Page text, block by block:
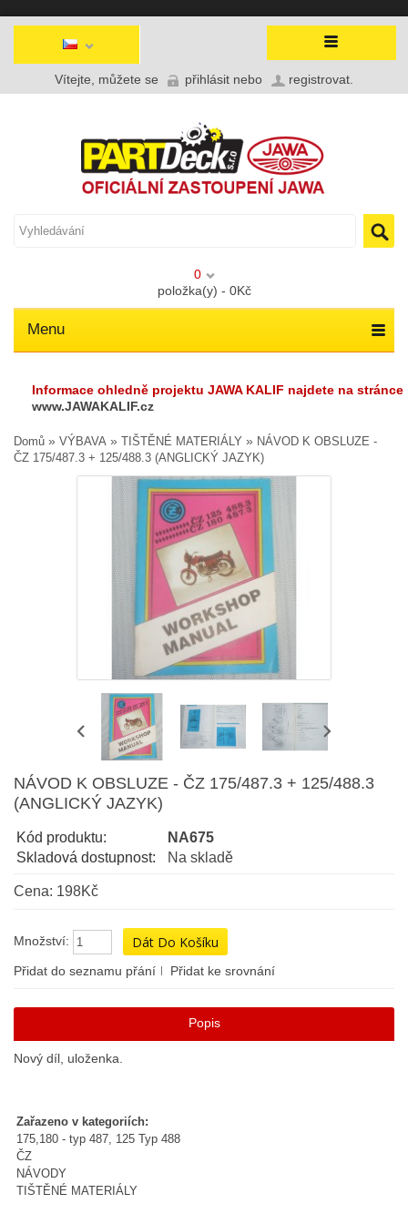
Vítejte, můžete se přihlásit nebo registrovat
0
položka(y) - 0Kč
Menu
Informace ohledně projektu JAWA KALIF najdete na stránce
www.JAWAKALIF.cz
Domů » VÝBAVA » TIŠTĚNÉ MATERIÁLY » NÁVOD K OBSLUZE -
ČZ 175/487.3 + 125/488.3 (ANGLICKÝ JAZYK)
NÁVOD K OBSLUZE - ČZ 175/487.3 + 125/488.3
(ANGLICKÝ JAZYK)
Kód produktu:
NA675
Skladová dostupnost:
Na skladě
Cena: 198Kč
Množství:
Přidat do seznamu přání Přidat ke srovnání
Popis
Nový díl, uloženka.
Zařazeno v kategoriích:
175,180 - typ 487, 125 Typ 488
ČZ
NÁVODY
TIŠTĚNÉ MATERIÁLY